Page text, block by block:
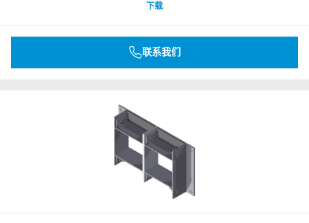
下载
联系我们